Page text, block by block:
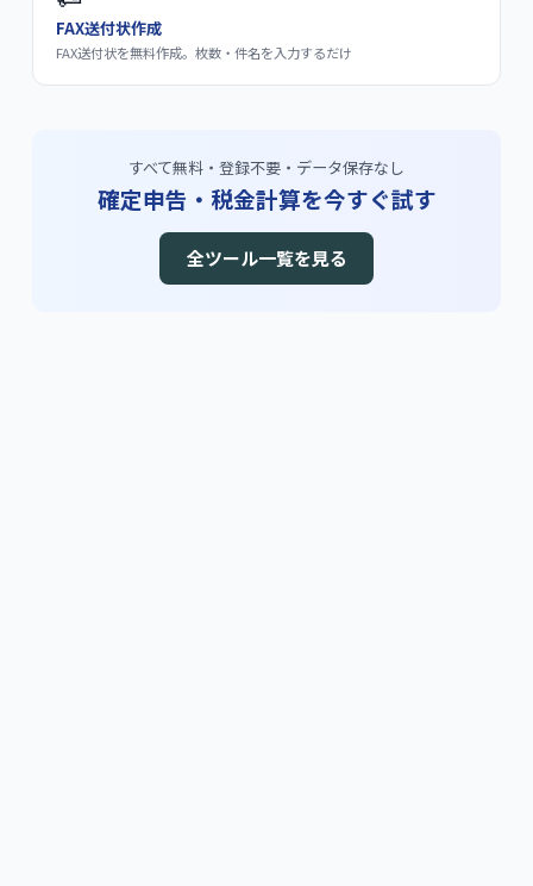
FAX送付状作成
FAX送付状を無料作成。枚数・件名を入力するだけ
すべて無料・登録不要・データ保存なし
確定申告・税金計算を今すぐ試す
全ツール一覧を見る